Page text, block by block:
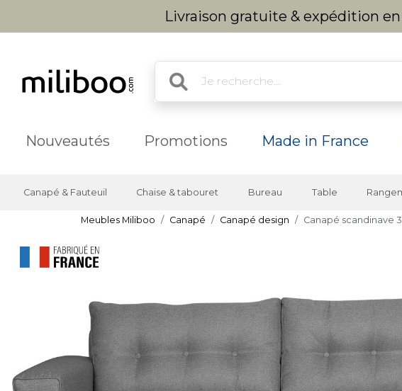
Livraison gratuite & expédition
Nouveautés Promotions Made in France
Canapé & Fauteuil Chaise & tabouret Bureau Table
Meubles Miliboo Canapé Canapé design Canapé scandinave